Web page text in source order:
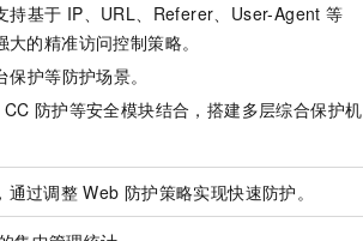
持基于 IP、URL、Referer、User-Agent 等
的精准访问控制策略。
护等防护场景。
防护等安全模块结合，搭建多层综合保护机
通过调整 Web 防护策略实现快速防护。